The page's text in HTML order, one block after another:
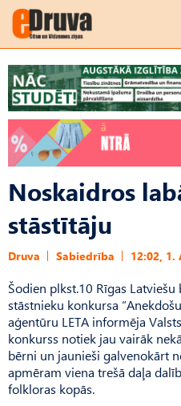
Noskaidros
stāstītāju
Druva Sabiedrība 12:02, 1.
Šodien plkst.10 Rīgas
stāstnieku konkursa
aģentūru LETA informēja
konkurss notiek jau vairāk
bērni un jaunieši galvenokārt
apmēram viena trešā daļa
folkloras kopās.